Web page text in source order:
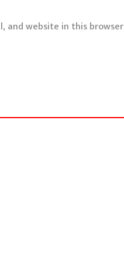
and website in this browser